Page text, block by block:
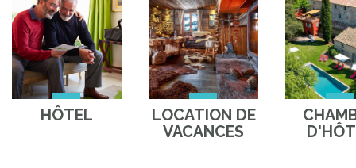
HÔTEL
LOCATION DE
VACANCES